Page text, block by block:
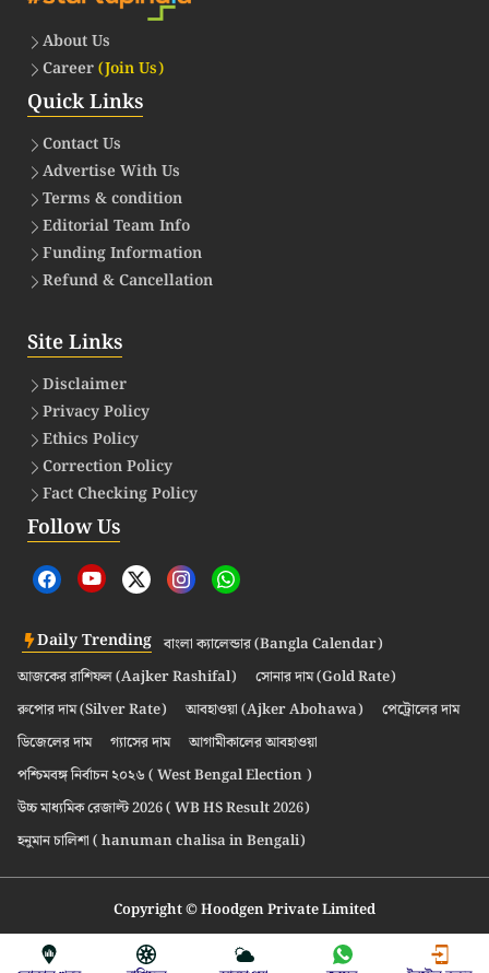
About Us
Career(Join Us)
Quick Links
Contact Us
Advertise With Us
Terms & condition
Editorial Team Info
Funding Information
Refund & Cancellation
Site Links
Disclaimer
Privacy Policy
Ethics Policy
Correction Policy
Fact Checking Policy
Follow Us
Daily Trending বাংলা ক্যালেন্ডার (Bangla Calendar)
আজকের রাশিফল (Aajker Rashifal)
সোনার দাম (Gold Rate)
রুপোর দাম (Silver Rate)
আবহাওয়া (Ajker Abohawa)
পেট্রোলের দাম
ডিজেলের দাম
গ্যাসের দাম
আগামীকালের আবহাওয়া
পশ্চিমবঙ্গ নির্বাচন ২০২৬ ( West Bengal Election )
উচ্চ মাধ্যমিক রেজাল্ট 2026 ( WB HS Result 2026)
হনুমান চালিশা ( hanuman chalisa in Bengali)
Copyright © Hoodgen Private Limited